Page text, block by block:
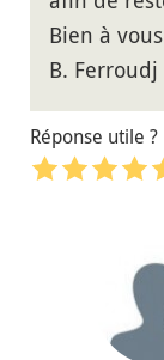
Bien à vous
B. Ferroudj
Réponse utile ?